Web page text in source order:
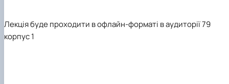
Лекція буде проходити в офлайн-форматі в аудиторії 79
корпус 1